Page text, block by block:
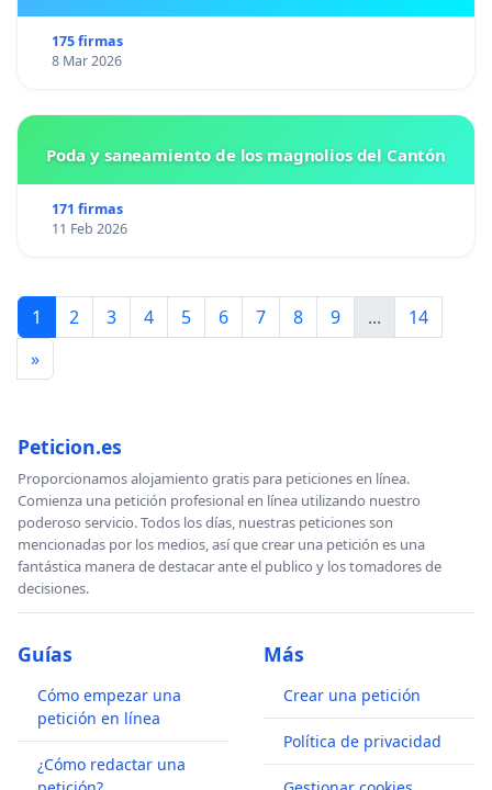
175 firmas
8 Mar 2026
Poda y saneamiento de los magnolios del Cantón
171 firmas
11 Feb 2026
1 2 3 4 5 6 7 8 9 ...
14
»
Peticion.es
Proporcionamos alojamiento gratis para peticiones en línea.
Comienza una petición profesional en línea utilizando nuestro
poderoso servicio. Todos los días, nuestras peticiones son
mencionadas por los medios, así que crear una petición es una
fantástica manera de destacar ante el publico y los tomadores de
decisiones.
Guías
Cómo empezar una
petición en línea
¿Cómo redactar una
Más
Crear una petición
Política de privacidad